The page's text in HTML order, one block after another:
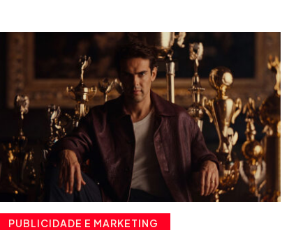
PUBLICIDADE E MARKETING